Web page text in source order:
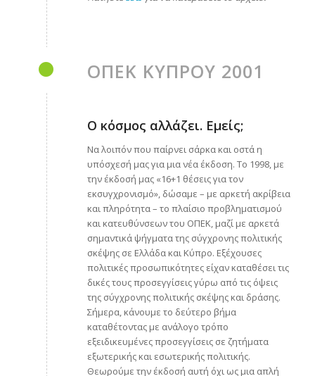
ΟΠΕΚ ΚΥΠΡΟΥ 2001
Ο κόσμος αλλάζει. Εμείς;
Να λοιπόν που παίρνει σάρκα και οστά η
υπόσχεσή μας για μια νέα έκδοση. Το 1998, με
την έκδοσή μας «16+1 θέσεις για τον
εκσυγχρονισμό», δώσαμε – με αρκετή ακρίβεια
και πληρότητα – το πλαίσιο προβληματισμού
και κατευθύνσεων του ΟΠΕΚ, μαζί με αρκετά
σημαντικά ψήγματα της σύγχρονης πολιτικής
σκέψης σε Ελλάδα και Κύπρο. Εξέχουσες
πολιτικές προσωπικότητες είχαν καταθέσει τις
δικές τους προσεγγίσεις γύρω από τις όψεις
της σύγχρονης πολιτικής σκέψης και δράσης.
Σήμερα, κάνουμε το δεύτερο βήμα
καταθέτοντας με ανάλογο τρόπο
εξειδικευμένες προσεγγίσεις σε ζητήματα
εξωτερικής και εσωτερικής πολιτικής.
Θεωρούμε την έκδοσή αυτή όχι ως μια απλή